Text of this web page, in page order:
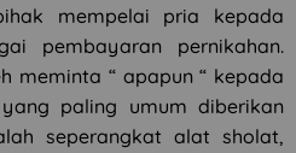
mempelai pria kepada
pembayaran pernikahan.
meminta “ apapun “ kepada
paling umum diberikan
seperangkat alat sholat,